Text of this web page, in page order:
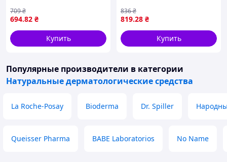
нервной системы, мышц и
сердца, 60 шт
694.82 ₴
709₴
Купить
печени, 60 шт
819.28 ₴
836₴
Купить
Популярные производители в категории
Натуральные дерматологические средства
La Roche-Posay Bioderma Dr. Spiller
Queisser Pharma BABE Laboratorios No Name